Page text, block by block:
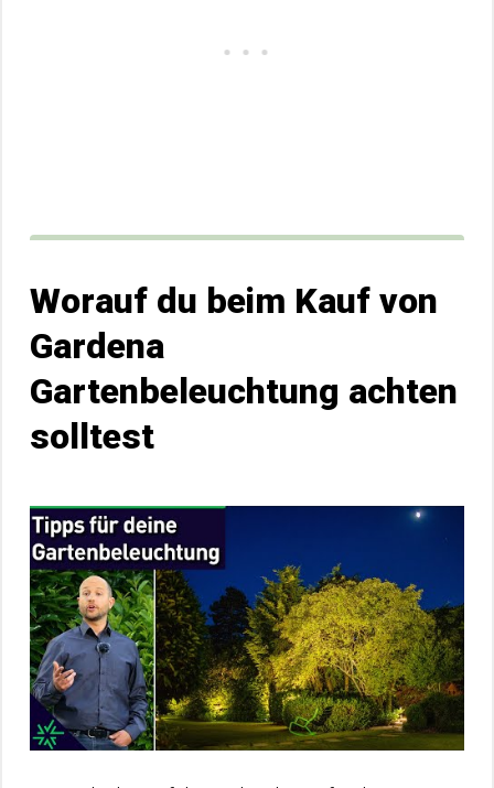
Worauf du beim Kauf von
Gardena
Gartenbeleuchtung achten
solltest